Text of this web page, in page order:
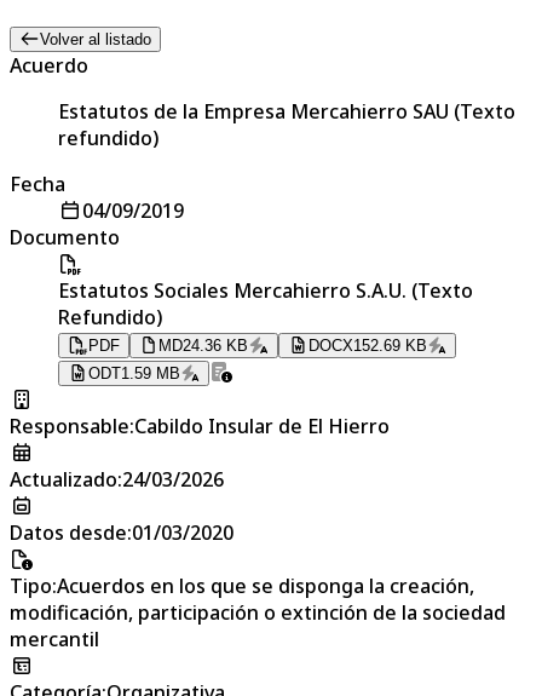
Volver al listado
Acuerdo
Estatutos de la Empresa Mercahierro SAU (Texto
refundido)
Fecha
04/09/2019
Documento
Estatutos Sociales Mercahierro S.A.U. (Texto
Refundido)
PDF MD24.36 KB DOCX152.69 KB
ODT1.59 MB
Responsable:Cabildo Insular de El Hierro
Actualizado:24/03/2026
Datos desde:01/03/2020
Tipo:Acuerdos en los que se disponga la creación,
modificación, participación o extinción de la sociedad
mercantil